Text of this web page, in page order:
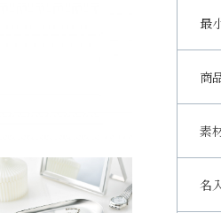
最
商
素
名